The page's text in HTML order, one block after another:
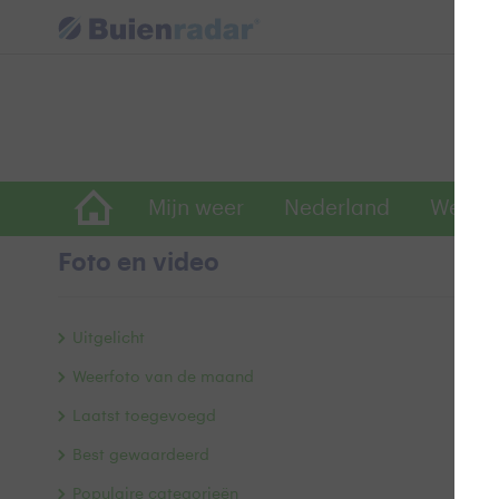
Mijn weer Nederland
Foto en video
Uitgelicht
Weerfoto van de maand
Laatst toegevoegd
Best gewaardeerd
Populaire categorieën